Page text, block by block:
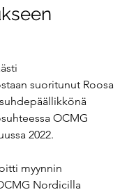
suoritunut Roosa
OCMG
2022.
myynnin
Nordicilla